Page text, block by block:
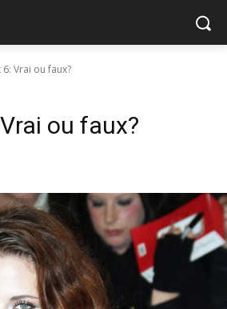
Vrai ou faux?
ou faux?